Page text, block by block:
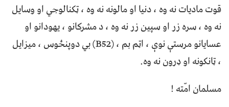
قوت مادیات نه وه ، دنیا او مالونه نه وه ، ټکنالوجي او وسایل
نه وه ، سره زر او سپین زر نه وه ، د مشرکانو ، یهودانو او
عسایانو مرستې نوې ، اټم بم ، (B52) بي دوپنځوس ، میزایل
، ټانکونه او ډرون نه وه.
مسلمان امّته !